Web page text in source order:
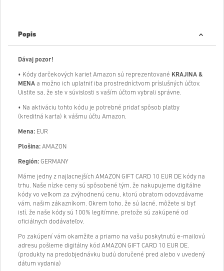
Popis
Dávaj pozor!
• Kódy darčekových kariet Amazon sú reprezentované KRAJINA &
MENA a možno ich uplatniť iba prostredníctvom príslušných účtov.
Uistite sa, že ste v súvislosti s vaším účtom vybrali správne.
• Na aktiváciu tohto kódu je potrebné pridať spôsob platby
(kreditná karta) k vášmu účtu Amazon.
Mena: EUR
Plošina: AMAZON
Región: GERMANY
Máme jedny z najlacnejších AMAZON GIFT CARD 10 EUR DE kódy na
trhu. Naše nízke ceny sú spôsobené tým, že nakupujeme digitálne
kódy vo veľkom za zvýhodnenú cenu, ktorú obratom odovzdávame
vám, našim zákazníkom. Okrem toho, že sú lacné, môžete si byť
istí, že naše kódy sú 100% legitímne, pretože sú zakúpené od
oficiálnych dodávateľov.
Po zakúpení vám okamžite a priamo na vašu poskytnutú e-mailovú
adresu pošleme digitálny kód AMAZON GIFT CARD 10 EUR DE.
(produkty na predobjednávku budú doručené pred alebo v uvedený
dátum vydania)